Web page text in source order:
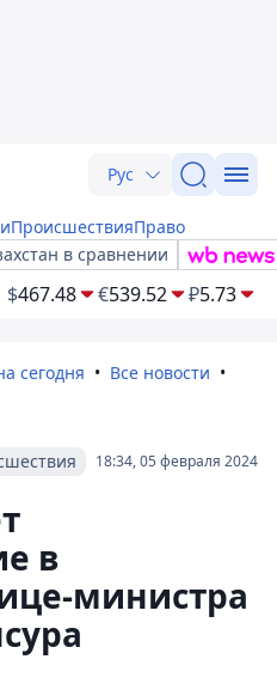
Рус
ПроисшествияПраво
в сравнении
$467.48 €539.52 ₽5.73
сегодня
Все новости
18:34, 05 февраля 2024
в
министра